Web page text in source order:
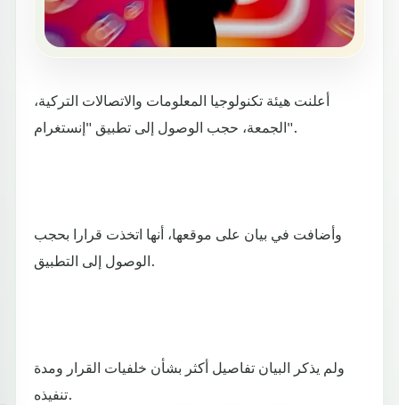
أعلنت هيئة تكنولوجيا المعلومات والاتصالات التركية،
الجمعة، حجب الوصول إلى تطبيق "إنستغرام".
وأضافت في بيان على موقعها، أنها اتخذت قرارا بحجب
الوصول إلى التطبيق.
ولم يذكر البيان تفاصيل أكثر بشأن خلفيات القرار ومدة
تنفيذه.